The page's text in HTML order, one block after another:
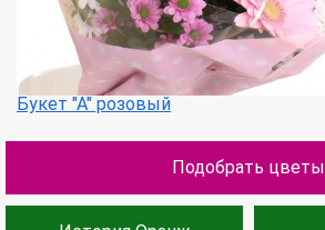
Букет "А" розовый
Подобрать цветы